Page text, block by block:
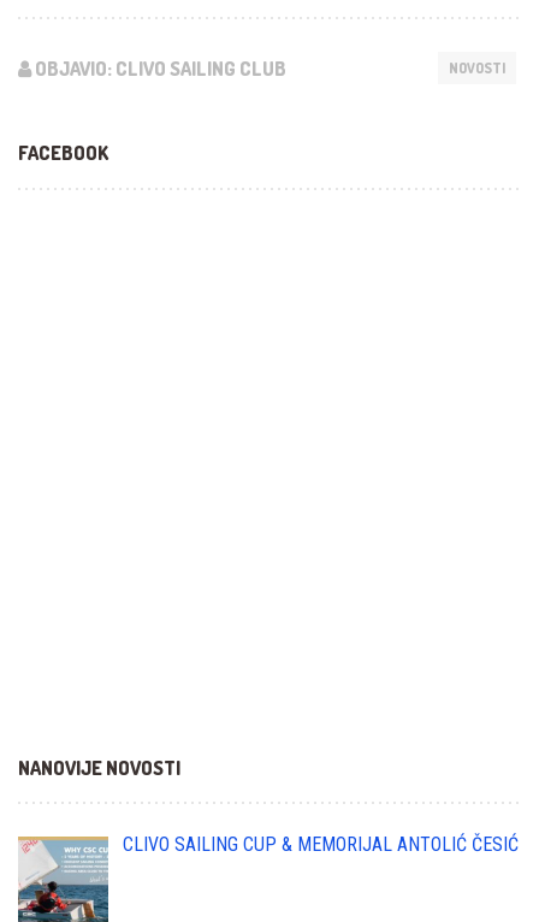
OBJAVIO: CLIVO SAILING CLUB NOVOSTI
FACEBOOK
NANOVIJE NOVOSTI
CLIVO SAILING CUP & MEMORIJAL ANTOLIĆ ČESIĆ